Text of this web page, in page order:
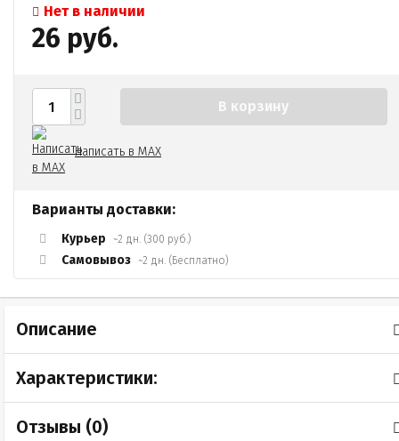
Нет в наличии
26 руб.
В корзину
Написать в MAX
Варианты доставки:
Курьер ~2 дн. (300 руб.)
Самовывоз ~2 дн. (Бесплатно)
Описание
Характеристики:
Отзывы (0)